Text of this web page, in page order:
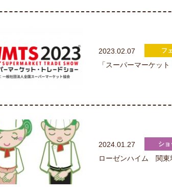
2023.02.07
「スーパーマーケッ
2024.01.27
ローゼンハイム 関東